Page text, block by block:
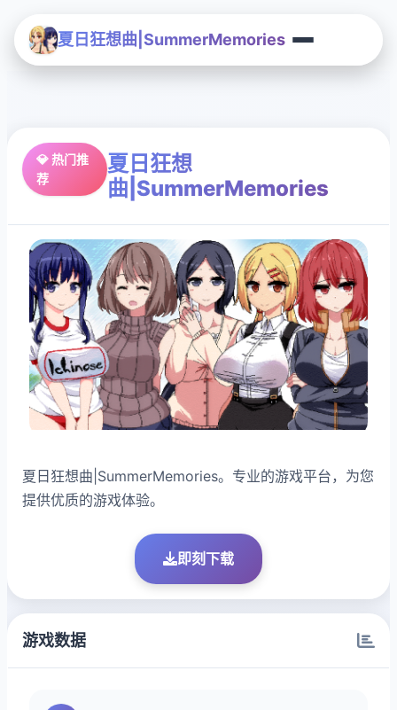
夏日狂想曲|SummerMemories
💎 热门推
荐
夏日狂想
曲|SummerMemories
夏日狂想曲|SummerMemories。专业的游戏平台，为您
提供优质的游戏体验。
即刻下载
游戏数据